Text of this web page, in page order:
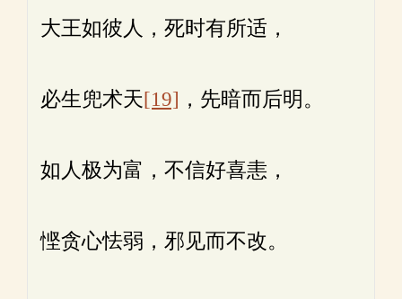
大王如彼人，死时有所适，
必生兜术天[19] ，先暗而后明。
如人极为富，不信好喜恚，
悭贪心怯弱，邪见而不改。